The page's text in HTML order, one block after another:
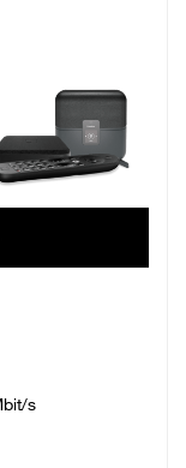
mois, Engagement 12 mois
s